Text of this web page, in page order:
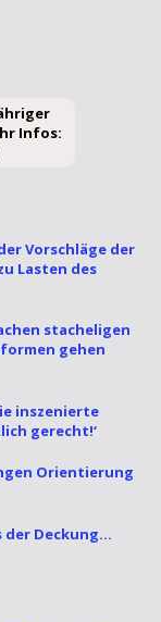
Infos:
des
(mehr
Löhne
auf
am
64-
auf die
deren
Grafik
Vorschläge der
Lasten des
stacheligen
gehen
inszenierte
gerecht!‘
Orientierung
der Deckung…